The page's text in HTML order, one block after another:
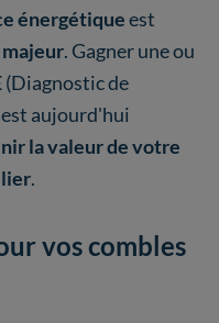
énergétiqueest
. Gagner une ou
(Diagnostic de
aujourd'hui
la valeur de votre
.
vos combles